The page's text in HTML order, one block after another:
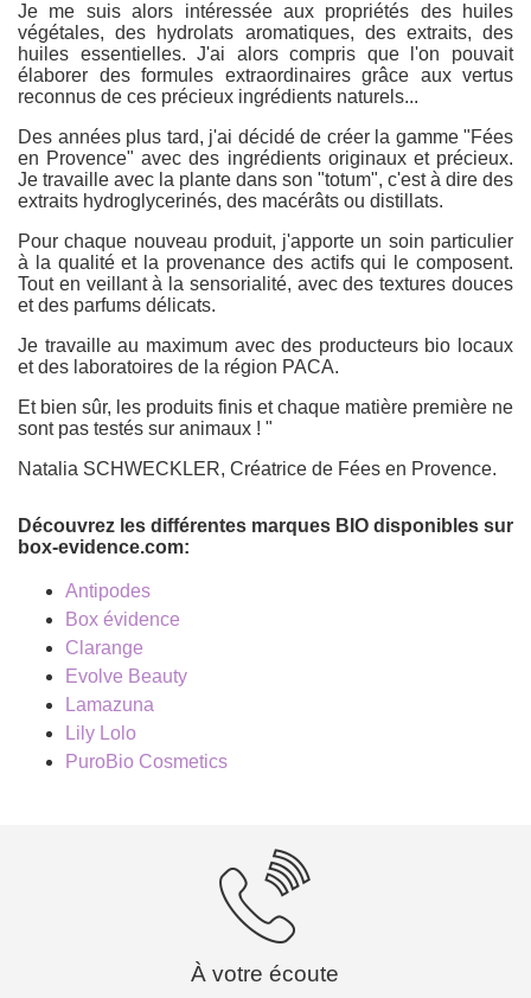
Je me suis alors intéressée aux propriétés des huiles
végétales, des hydrolats aromatiques, des extraits, des
huiles essentielles. J'ai alors compris que l'on pouvait
élaborer des formules extraordinaires grâce aux vertus
reconnus de ces précieux ingrédients naturels...
Des années plus tard, j'ai décidé de créer la gamme "Fées
en Provence" avec des ingrédients originaux et précieux.
Je travaille avec la plante dans son "totum", c'est à dire des
extraits hydroglycerinés, des macérâts ou distillats.
Pour chaque nouveau produit, j'apporte un soin particulier
à la qualité et la provenance des actifs qui le composent.
Tout en veillant à la sensorialité, avec des textures douces
et des parfums délicats.
Je travaille au maximum avec des producteurs bio locaux
et des laboratoires de la région PACA.
Et bien sûr, les produits finis et chaque matière première ne
sont pas testés sur animaux ! "
Natalia SCHWECKLER, Créatrice de Fées en Provence.
Découvrez les différentes marques BIO disponibles sur
box-evidence.com:
Antipodes
Box évidence
Clarange
Evolve Beauty
Lamazuna
Lily Lolo
PuroBio Cosmetics
À votre écoute